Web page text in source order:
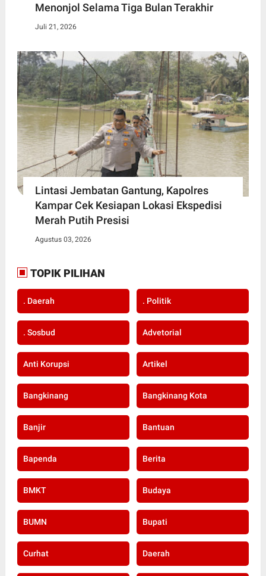
Menonjol Selama Tiga Bulan Terakhir
Juli 21, 2026
Lintasi Jembatan Gantung, Kapolres
Kampar Cek Kesiapan Lokasi Ekspedisi
Merah Putih Presisi
Agustus 03, 2026
TOPIK PILIHAN
. Daerah . Politik
. Sosbud Advetorial
Anti Korupsi Artikel
Bangkinang Bangkinang Kota
Banjir Bantuan
Bapenda Berita
BMKT Budaya
BUMN Bupati
Curhat Daerah